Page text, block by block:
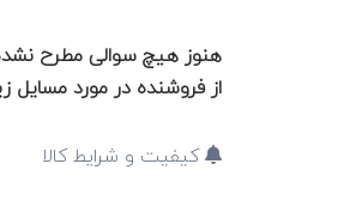
هنوز هیچ سوالی مطرح
از فروشنده در مورد مسایل
کیفیت و شرایط کالا